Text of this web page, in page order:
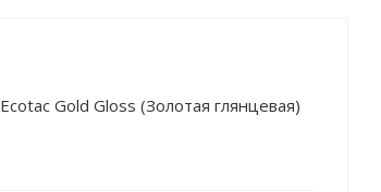
Gold Gloss (Золотая глянцевая)